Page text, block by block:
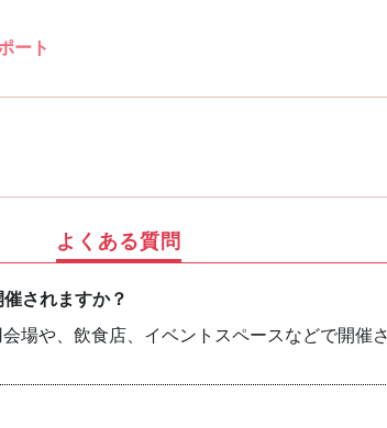
ート
よくある質問
されますか？
場や、飲食店、イベントスペースなどで開催さ